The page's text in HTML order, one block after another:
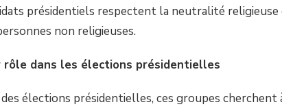
présidentiels respectent la neutralité
non religieuses.
rôle dans les élections présidentielles
élections présidentielles, ces groupes